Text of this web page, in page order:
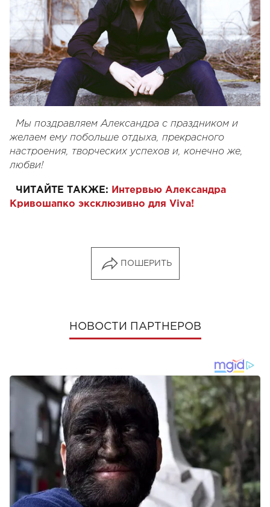
Мы поздравляем Александра с праздником и
желаем ему побольше отдыха, прекрасного
настроения, творческих успехов и, конечно же,
любви!
ЧИТАЙТЕ ТАКЖЕ: Интервью Александра
Кривошапко эксклюзивно для Viva!
ПОШЕРИТЬ
НОВОСТИ ПАРТНЕРОВ